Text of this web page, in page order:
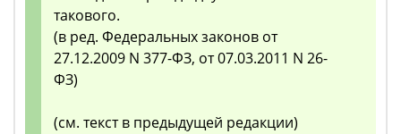
такового.
(в ред. Федеральных законов от
27.12.2009 N 377-ФЗ, от 07.03.2011 N 26-
ФЗ)
(см. текст в предыдущей редакции)